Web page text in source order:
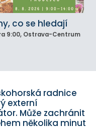
co se hledají
9:00, Ostrava-Centrum
radnice
externí
Může zachránit
několika minut